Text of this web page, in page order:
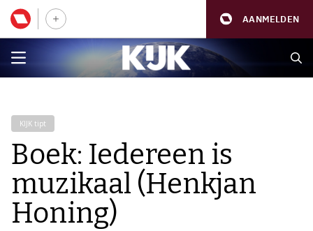
AANMELDEN
KIJK tipt
Boek: Iedereen is
muzikaal (Henkjan
Honing)